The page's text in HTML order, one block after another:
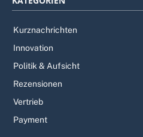
Kurznachrichten
Innovation
Politik & Aufsicht
Rezensionen
Vertrieb
Payment